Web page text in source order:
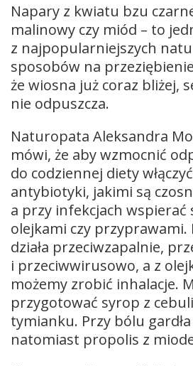
Napary z kwiatu bzu
malinowy czy miód – to
z najpopularniejszych
sposobów na
że wiosna już coraz bliżej,
nie odpuszcza.
Naturopata Aleksandra
mówi, że aby wzmocnić
do codziennej diety
antybiotyki, jakimi są
a przy infekcjach wspierać
olejkami czy
działa przeciwzapalnie,
i przeciwwirusowo, a z
możemy zrobić inhalacje.
przygotować syrop z
tymianku. Przy bólu
natomiast propolis z